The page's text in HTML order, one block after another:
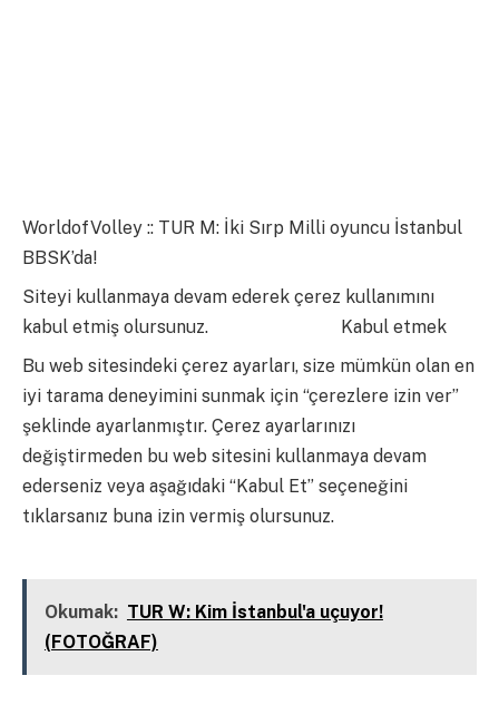
WorldofVolley :: TUR M: İki Sırp Milli oyuncu İstanbul
BBSK’da!
Siteyi kullanmaya devam ederek çerez kullanımını
kabul etmiş olursunuz.
Kabul etmek
Bu web sitesindeki çerez ayarları, size mümkün olan en
iyi tarama deneyimini sunmak için “çerezlere izin ver”
şeklinde ayarlanmıştır. Çerez ayarlarınızı
değiştirmeden bu web sitesini kullanmaya devam
ederseniz veya aşağıdaki “Kabul Et” seçeneğini
tıklarsanız buna izin vermiş olursunuz.
Okumak: TUR W: Kim İstanbul'a uçuyor!
(FOTOĞRAF)